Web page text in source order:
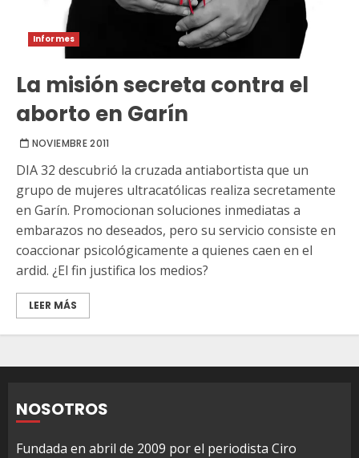
Informes
La misión secreta contra el
aborto en Garín
NOVIEMBRE 2011
DIA 32 descubrió la cruzada antiabortista que un
grupo de mujeres ultracatólicas realiza secretamente
en Garín. Promocionan soluciones inmediatas a
embarazos no deseados, pero su servicio consiste en
coaccionar psicológicamente a quienes caen en el
ardid. ¿El fin justifica los medios?
LEER MÁS
NOSOTROS
Fundada en abril de 2009 por el periodista Ciro